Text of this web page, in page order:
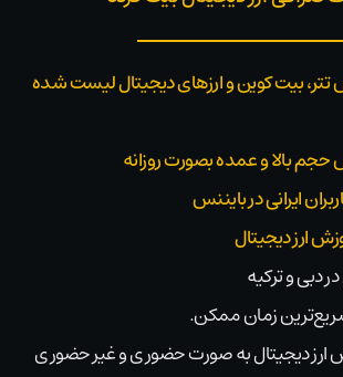
بیت کوین و ارزهای دیجیتال لیست شده
بالا و عمده بصورت روزانه
ایرانی در بایننس
ارز دیجیتال
دبی و ترکیه
سریع‌ترین زمان ممکن.
ارز دیجیتال به صورت حضوری و غیر حضوری